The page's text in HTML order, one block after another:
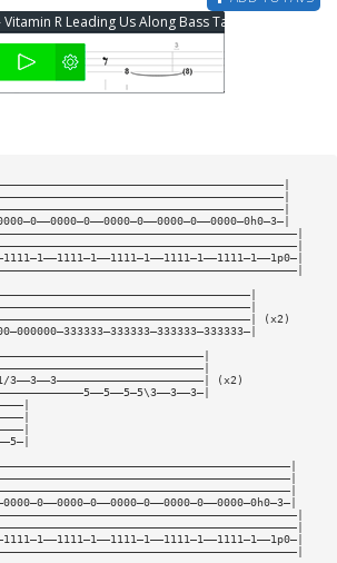
R Leading Us Along Bass Tab
(x2)
3——3——3——————————————————————| (x2)